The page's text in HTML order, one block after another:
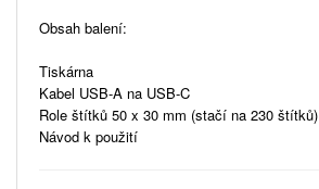
Obsah balení:
Tiskárna
Kabel USB-A na USB-C
Role štítků 50 x 30 mm (stačí na 230 štítků)
Návod k použití